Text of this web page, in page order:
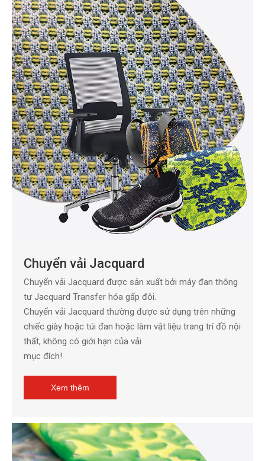
Chuyển vải Jacquard
Chuyển vải Jacquard được sản xuất bởi máy đan thông
tư Jacquard Transfer hóa gấp đôi.
Chuyển vải Jacquard thường được sử dụng trên những
chiếc giày hoặc túi đan hoặc làm vật liệu trang trí đồ nội
thất, không có giới hạn của vải
mục đích!
Xem thêm